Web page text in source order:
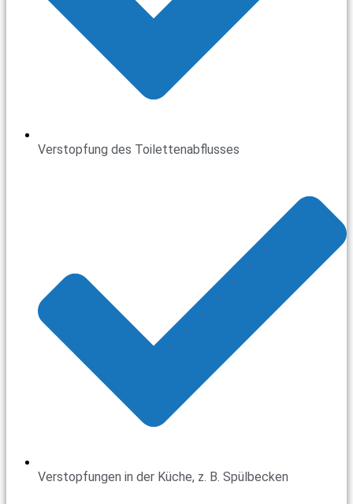
Verstopfung des Toilettenabflusses
Verstopfungen in der Küche, z. B. Spülbecken